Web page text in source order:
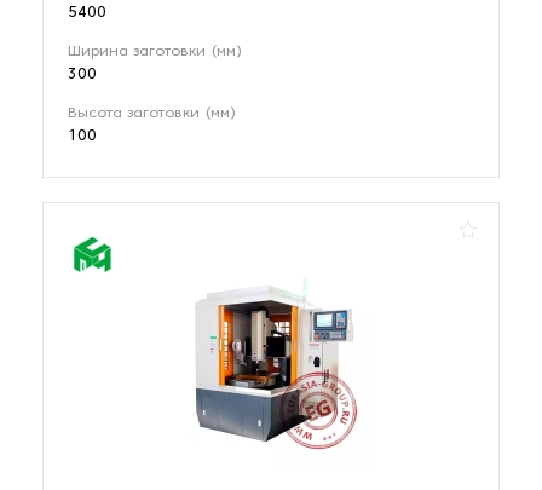
5400
Ширина заготовки (мм)
300
Высота заготовки (мм)
100